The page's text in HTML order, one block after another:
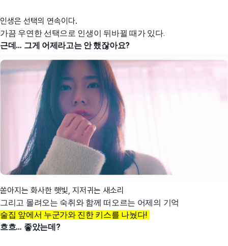
인생은 선택의 연속이다.
가끔 우연한 선택으로 인생이 뒤바뀔 때가 있다.
근데… 그게 어제라고는 안 했잖아요?
쏟아지는 화사한 햇빛, 지저귀는 새소리
그리고 몰려오는 숙취와 함께 떠오르는 어제의 기억
술집 앞에서 누군가와 진한 키스를 나눴다!
흐흐… 좋았는데?